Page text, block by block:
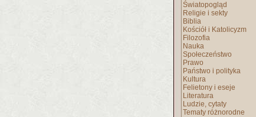
Światopogląd
Religie i sekty
Biblia
Kościół i Katolicyzm
Filozofia
Nauka
Społeczeństwo
Prawo
Państwo i polityka
Kultura
Felietony i eseje
Literatura
Ludzie, cytaty
Tematy różnorodne